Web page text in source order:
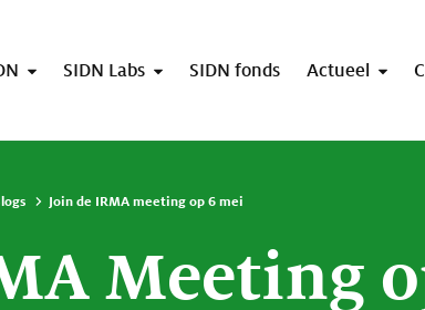
SIDN Labs SIDN fonds Actueel
Join de IRMA meeting op 6 mei
Meeting